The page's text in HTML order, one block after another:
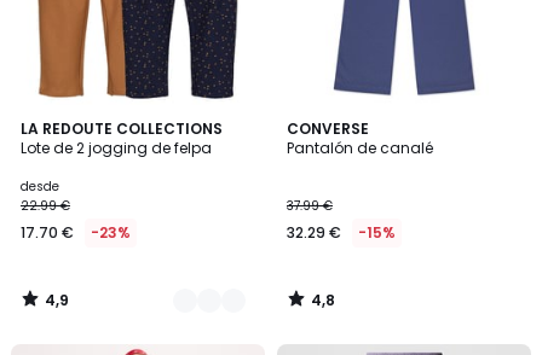
LA REDOUTE COLLECTIONS
Lote de 2 jogging de felpa
desde
22.99 €
17.70 € -23%
4,9
/ 5
2
Colores
4,9
/
CONVERSE
Pantalón de canalé
37.99 €
32.29 € -15%
4,8
/ 5
4,8
/